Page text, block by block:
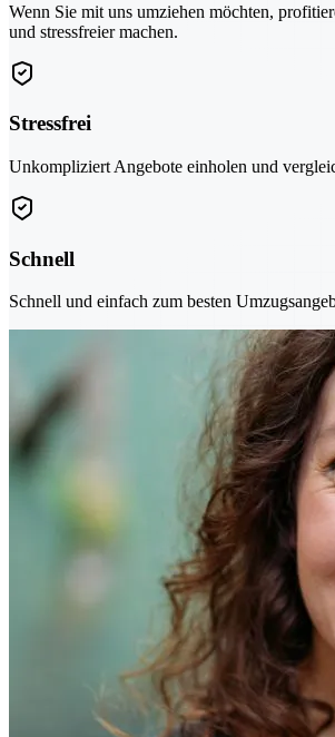
Wenn Sie mit uns umziehen möchten,
und stressfreier machen.
Stressfrei
Unkompliziert Angebote einholen und
Schnell
Schnell und einfach zum besten